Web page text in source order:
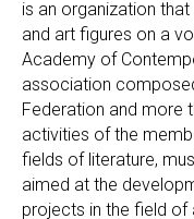
is an organization that
and art figures on a
Academy of
association
Federation and more
activities of the
fields of literature,
aimed at the
projects in the field of